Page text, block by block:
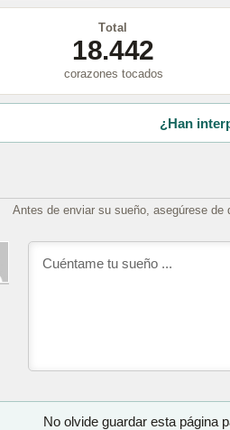
Total
18.442
corazones tocados
¿Han
Antes de enviar su sueño, asegúrese
No olvide guardar esta página